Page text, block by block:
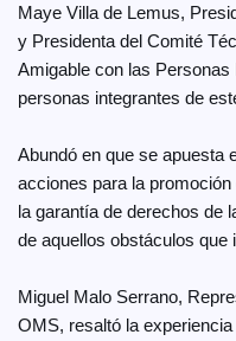
Maye Villa de Lemus,
y Presidenta del Comité
Amigable con las
personas integrantes de
Abundó en que se apuesta
acciones para la
la garantía de derechos de
de aquellos obstáculos que
Miguel Malo Serrano,
OMS, resaltó la